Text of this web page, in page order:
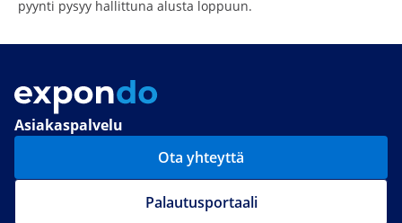
pyynti pysyy hallittuna alusta loppuun.
Asiakaspalvelu
Ota yhteyttä
Palautusportaali